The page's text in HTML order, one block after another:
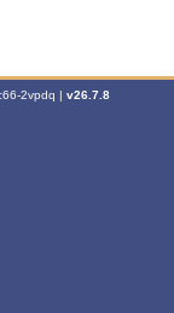
2vpdq | v26.7.8